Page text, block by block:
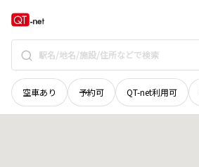
空車あり 予約可 QT-net利用可
群馬県